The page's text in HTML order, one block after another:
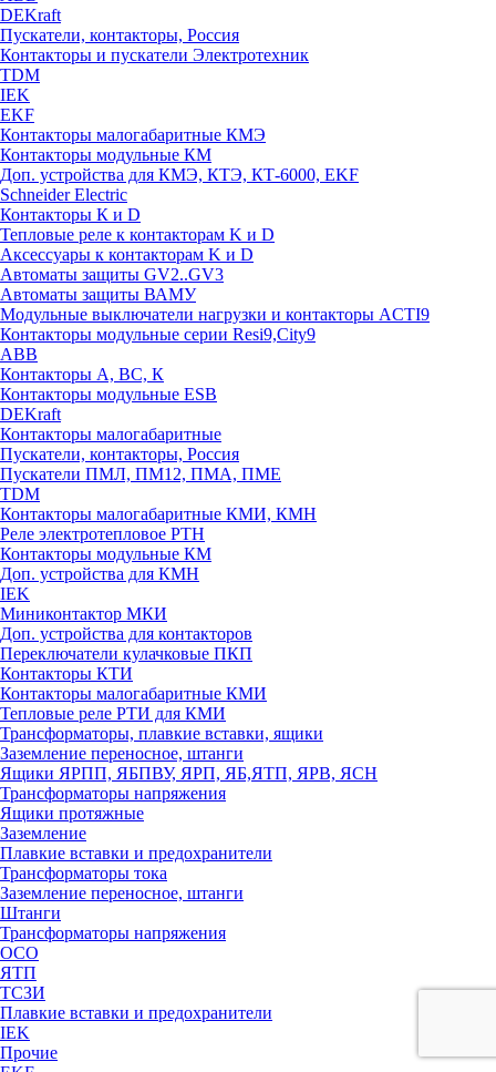
DEKraft
Пускатели, контакторы, Россия
Контакторы и пускатели Электротехник
TDM
IEK
EKF
Контакторы малогабаритные КМЭ
Контакторы модульные КМ
Доп. устройства для КМЭ, КТЭ, КТ-6000, EKF
Schneider Electric
Контакторы К и D
Тепловые реле к контакторам K и D
Аксессуары к контакторам K и D
Автоматы защиты GV2..GV3
Автоматы защиты ВАМУ
Модульные выключатели нагрузки и контакторы ACTI9
Контакторы модульные серии Resi9,City9
ABB
Контакторы А, ВС, К
Контакторы модульные ESB
DEKraft
Контакторы малогабаритные
Пускатели, контакторы, Россия
Пускатели ПМЛ, ПМ12, ПМА, ПМЕ
TDM
Контакторы малогабаритные КМИ, КМН
Реле электротепловое РТН
Контакторы модульные КМ
Доп. устройства для КМН
IEK
Миниконтактор МКИ
Доп. устройства для контакторов
Переключатели кулачковые ПКП
Контакторы КТИ
Контакторы малогабаритные КМИ
Тепловые реле РTИ для КМИ
Трансформаторы, плавкие вставки, ящики
Заземление переносное, штанги
Ящики ЯРПП, ЯБПВУ, ЯРП, ЯБ,ЯТП, ЯРВ, ЯСН
Трансформаторы напряжения
Ящики протяжные
Заземление
Плавкие вставки и предохранители
Трансформаторы тока
Заземление переносное, штанги
Штанги
Трансформаторы напряжения
ОСО
ЯТП
ТСЗИ
Плавкие вставки и предохранители
IEK
Прочие